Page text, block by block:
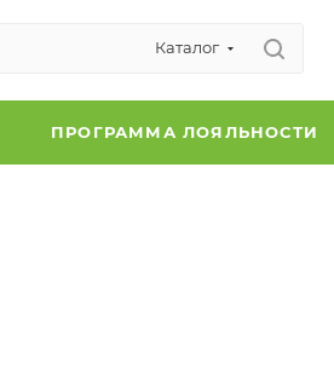
Каталог
ПРОГРАММА ЛОЯЛЬНОСТИ